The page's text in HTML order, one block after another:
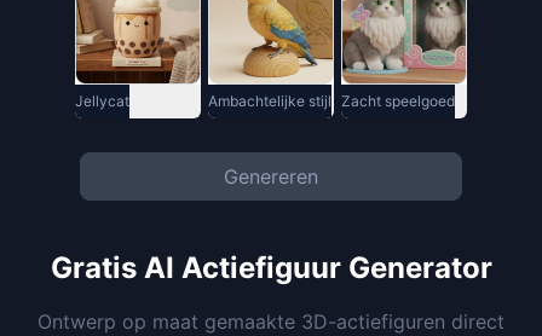
Jellycat Ambachtelijke stijl Zacht speelgoed
Genereren
Gratis AI Actiefiguur Generator
Ontwerp op maat gemaakte 3D-actiefiguren direct